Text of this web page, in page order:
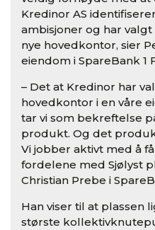
Kredinor AS
ambisjoner og har valgt
nye hovedkontor, sier
eiendom i SpareBank 1
– Det at Kredinor har
hovedkontor i en våre
tar vi som bekreftelse
produkt. Og det
Vi jobber aktivt med å
fordelene med Sjølyst
Christian Prebe i
Han viser til at plassen
største